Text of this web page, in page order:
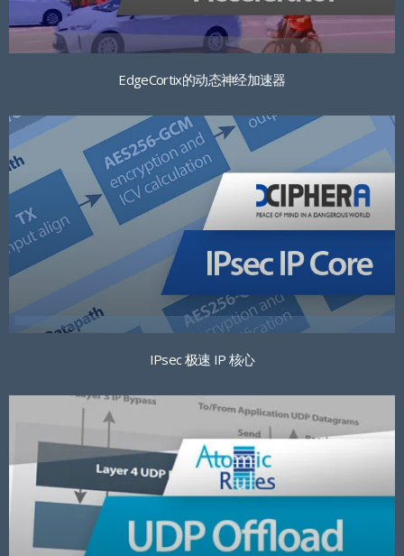
EdgeCortix的动态神经加速器
IPsec 极速 IP 核心